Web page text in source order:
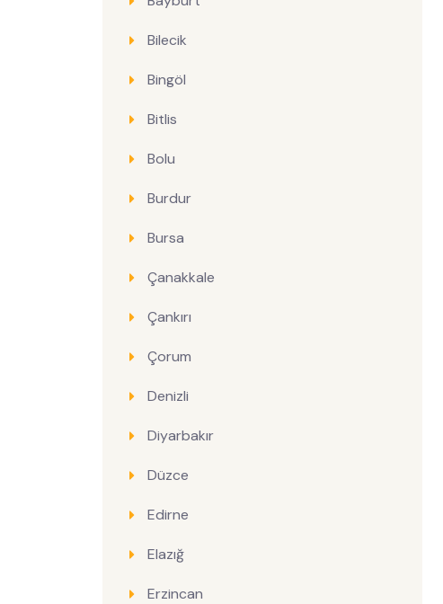
Bilecik
Bingöl
Bitlis
Bolu
Burdur
Bursa
Çanakkale
Çankırı
Çorum
Denizli
Diyarbakır
Düzce
Edirne
Elazığ
Erzincan